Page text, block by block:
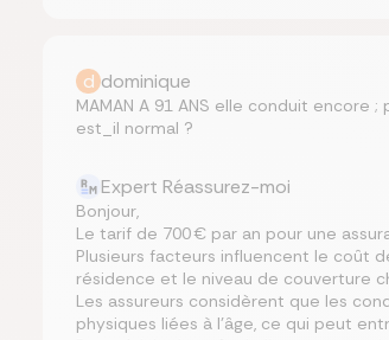
d dominique
MAMAN A 91 ANS elle conduit
est_il normal ?
Expert Réassurez-moi
Bonjour,
Le tarif de 700 € par an pour une
Plusieurs facteurs influencent le coût
résidence et le niveau de couverture
Les assureurs considèrent que les
physiques liées à l’âge, ce qui peut